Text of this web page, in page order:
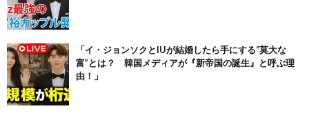
「イ・ジョンソクとIUが結婚したら手にする“莫大な
富”とは？ 韓国メディアが『新帝国の誕生』と呼ぶ理
由！」